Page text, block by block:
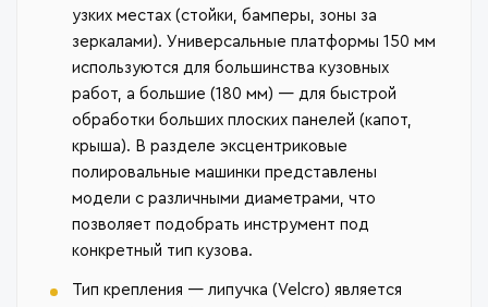
узких местах (стойки, бамперы, зоны за
зеркалами). Универсальные платформы 150 мм
используются для большинства кузовных
работ, а большие (180 мм) — для быстрой
обработки больших плоских панелей (капот,
крыша). В разделе эксцентриковые
полировальные машинки представлены
модели с различными диаметрами, что
позволяет подобрать инструмент под
конкретный тип кузова.
Тип крепления — липучка (Velcro) является